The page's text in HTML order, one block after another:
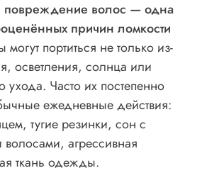
повреждение волос — одна
причин ломкости
могут портиться не только из-
осветления, солнца или
ухода. Часто их постепенно
ежедневные действия:
тугие резинки, сон с
агрессивная
ткань одежды.